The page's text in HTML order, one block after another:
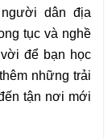
dân địa
tục và nghề
để bạn học
những trải
tận nơi mới